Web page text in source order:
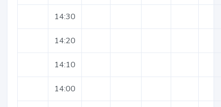
14:30
14:20
14:10
14:00